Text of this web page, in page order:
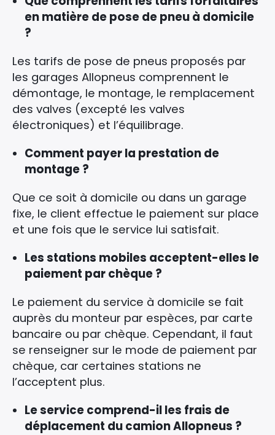
en matière de pose de pneu à domicile
?
Les tarifs de pose de pneus proposés par
les garages Allopneus comprennent le
démontage, le montage, le remplacement
des valves (excepté les valves
électroniques) et l’équilibrage.
Comment payer la prestation de
montage ?
Que ce soit à domicile ou dans un garage
fixe, le client effectue le paiement sur place
et une fois que le service lui satisfait.
Les stations mobiles acceptent-elles le
paiement par chèque ?
Le paiement du service à domicile se fait
auprès du monteur par espèces, par carte
bancaire ou par chèque. Cependant, il faut
se renseigner sur le mode de paiement par
chèque, car certaines stations ne
l’acceptent plus.
Le service comprend-il les frais de
déplacement du camion Allopneus ?
Rechercher